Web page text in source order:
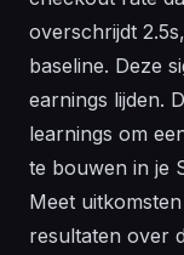
overschrijdt
baseline. Deze
earnings lijden.
learnings om
te bouwen in je
Meet
resultaten over